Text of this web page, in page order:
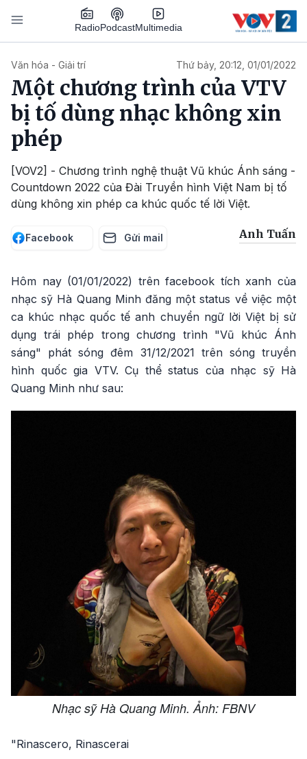
Nhảy đến nội dung
RadioPodcastMultimedia
Văn hóa - Giải trí Thứ bảy, 20:12, 01/01/2022
Một chương trình của VTV
bị tố dùng nhạc không xin
phép
[VOV2] - Chương trình nghệ thuật Vũ khúc Ánh sáng -
Countdown 2022 của Đài Truyền hình Việt Nam bị tố
dùng không xin phép ca khúc quốc tế lời Việt.
Facebook Gửi mail Anh Tuấn
Hôm nay (01/01/2022) trên facebook tích xanh của
nhạc sỹ Hà Quang Minh đăng một status về việc một
ca khúc nhạc quốc tế anh chuyển ngữ lời Việt bị sử
dụng trái phép trong chương trình "Vũ khúc Ánh
sáng" phát sóng đêm 31/12/2021 trên sóng truyền
hình quốc gia VTV. Cụ thể status của nhạc sỹ Hà
Quang Minh như sau:
Nhạc sỹ Hà Quang Minh. Ảnh: FBNV
"Rinascero, Rinascerai